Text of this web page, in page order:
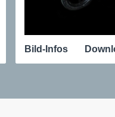
Bild-Infos